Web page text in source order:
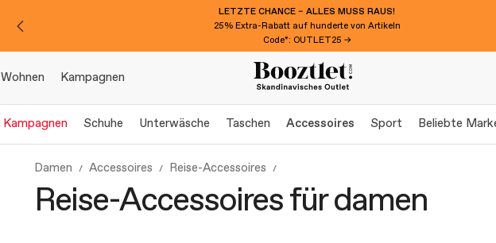
LETZTE CHANCE – ALLES MUSS RAUS!
25% Extra-Rabatt auf hunderte von Artikeln
Code*: OUTLET25 →
Wohnen Kampagnen
Kampagnen Schuhe Unterwäsche Taschen Accessoires Sport Beliebte
Damen Accessoires Reise-Accessoires
Reise-Accessoires für damen